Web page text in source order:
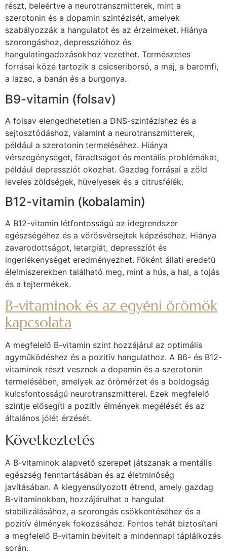
részt, beleértve a neurotranszmitterek, mint a
szerotonin és a dopamin szintézisét, amelyek
szabályozzák a hangulatot és az érzelmeket. Hiánya
szorongáshoz, depresszióhoz és
hangulatingadozásokhoz vezethet. Természetes
forrásai közé tartozik a csicseriborsó, a máj, a baromfi,
a lazac, a banán és a burgonya.
B9-vitamin (folsav)
A folsav elengedhetetlen a DNS-szintézishez és a
sejtosztódáshoz, valamint a neurotranszmitterek,
például a szerotonin termeléséhez. Hiánya
vérszegénységet, fáradtságot és mentális problémákat,
például depressziót okozhat. Gazdag forrásai a zöld
leveles zöldségek, hüvelyesek és a citrusfélék.
B12-vitamin (kobalamin)
A B12-vitamin létfontosságú az idegrendszer
egészségéhez és a vörösvérsejtek képzéséhez. Hiánya
zavarodottságot, letargiát, depressziót és
ingerlékenységet eredményezhet. Főként állati eredetű
élelmiszerekben található meg, mint a hús, a hal, a tojás
és a tejtermékek.
B-vitaminok és az egyéni örömök
kapcsolata
A megfelelő B-vitamin szint hozzájárul az optimális
agyműködéshez és a pozitív hangulathoz. A B6- és B12-
vitaminok részt vesznek a dopamin és a szerotonin
termelésében, amelyek az örömérzet és a boldogság
kulcsfontosságú neurotranszmitterei. Ezek megfelelő
szintje elősegíti a pozitív élmények megélését és az
általános jólét érzését.
Következtetés
A B-vitaminok alapvető szerepet játszanak a mentális
egészség fenntartásában és az életminőség
javításában. A kiegyensúlyozott étrend, amely gazdag
B-vitaminokban, hozzájárulhat a hangulat
stabilizálásához, a szorongás csökkentéséhez és a
pozitív élmények fokozásához. Fontos tehát biztosítani
a megfelelő B-vitamin bevitelt a mindennapi táplálkozás
során.